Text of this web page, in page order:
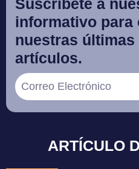
Suscríbete a
informativo para
nuestras
artículos.
ARTÍCULO